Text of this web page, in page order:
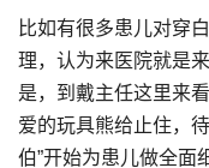
比如有很多患儿对穿
理，认为来医院就是
是，到戴主任这里来
爱的玩具熊给止住，
伯”开始为患儿做全面